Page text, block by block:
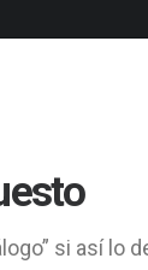
si así lo